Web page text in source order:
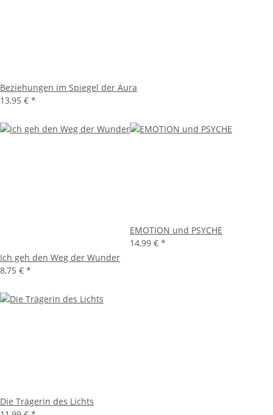
Beziehungen im Spiegel der Aura
13,95 € *
Ich geh den Weg der Wunder
8,75 € *
EMOTION und PSYCHE
14,99 € *
Die Trägerin des Lichts